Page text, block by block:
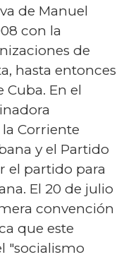
de Manuel
con la
de
hasta entonces
Cuba. En el
Corriente
y el Partido
el partido para
El 20 de julio
convención
que este
"socialismo